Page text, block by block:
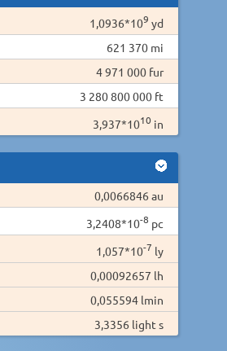
1,0936*109 yd
621 370 mi
4 971 000 fur
3 280 800 000 ft
3,937*1010 in
0,0066846 au
3,2408*10-8 pc
1,057*10-7 ly
0,00092657 lh
0,055594 lmin
3,3356 light s